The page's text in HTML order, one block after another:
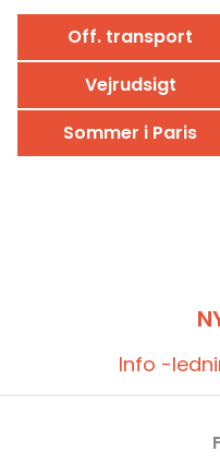
Off. transport
Vejrudsigt
Sommer i Paris
Info -